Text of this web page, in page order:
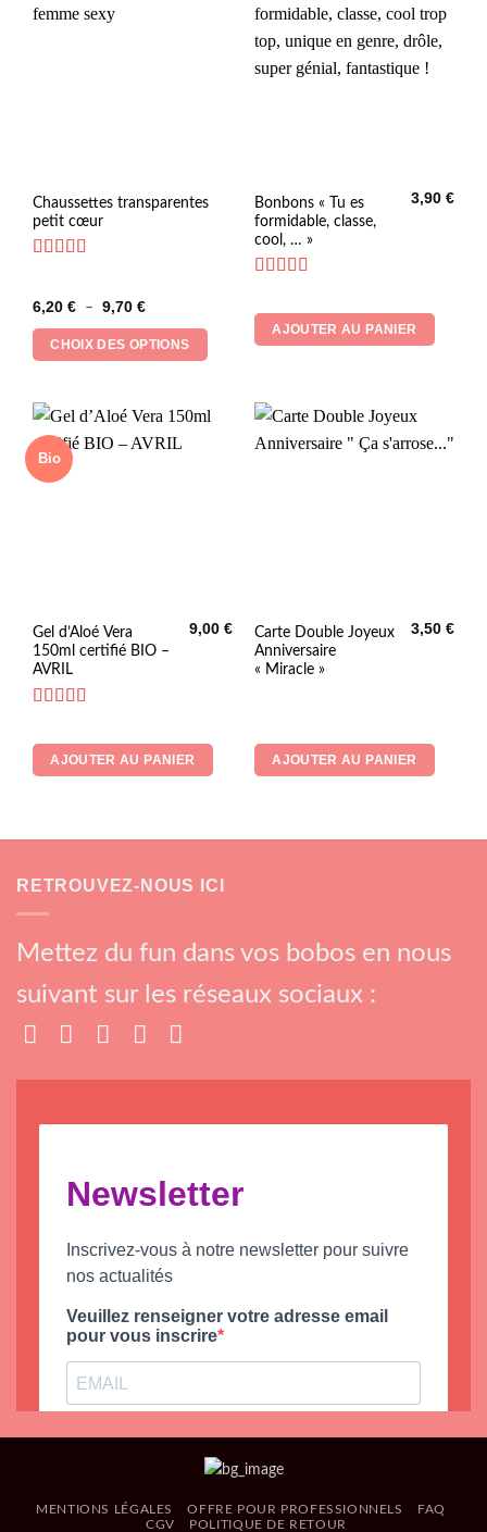
Chaussettes transparentes
petit cœur
6,20 € – 9,70 €Plage
prix :
6,20 €
à
CHOIX DES OPTIONS
Ce
produit
Les
options
peuvent
choisies
la
page
Bonbons « Tu es
formidable, classe,
cool, … »
3,90€
AJOUTER AU PANIER
Bio
Gel d’Aloé Vera
150ml certifié BIO –
AVRIL
9,00€
AJOUTER AU PANIER
Carte Double Joyeux
Anniversaire
« Miracle »
3,50€
AJOUTER AU PANIER
RETROUVEZ-NOUS ICI
Mettez du fun dans vos bobos en nous
suivant sur les réseaux sociaux :
MENTIONS LÉGALES OFFRE POUR PROFESSIONNELS
FAQ
CGV
POLITIQUE DE RETOUR